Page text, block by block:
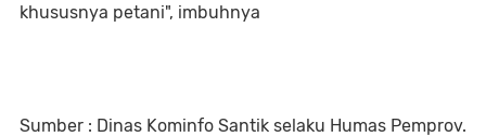
khususnya petani", imbuhnya
Sumber : Dinas Kominfo Santik selaku Humas Pemprov.